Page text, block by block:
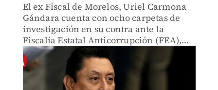
El ex Fiscal de Morelos, Uriel Carmona
Gándara cuenta con ocho carpetas de
investigación en su contra ante la
Fiscalía Estatal Anticorrupción (FEA),
que ya fueron judicializadas pero se
encuentran "estacionadas" en el
Tribunal Superior de Justicia.